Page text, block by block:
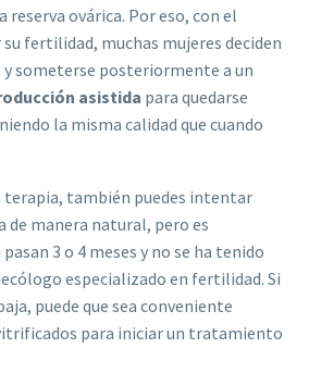
ovárica. Por eso, con el
fertilidad, muchas mujeres deciden
y someterse posteriormente a un
asistida para quedarse
la misma calidad que cuando
terapia, también puedes intentar
de manera natural, pero es
3 o 4 meses y no se ha tenido
especializado en fertilidad. Si
puede que sea conveniente
para iniciar un tratamiento